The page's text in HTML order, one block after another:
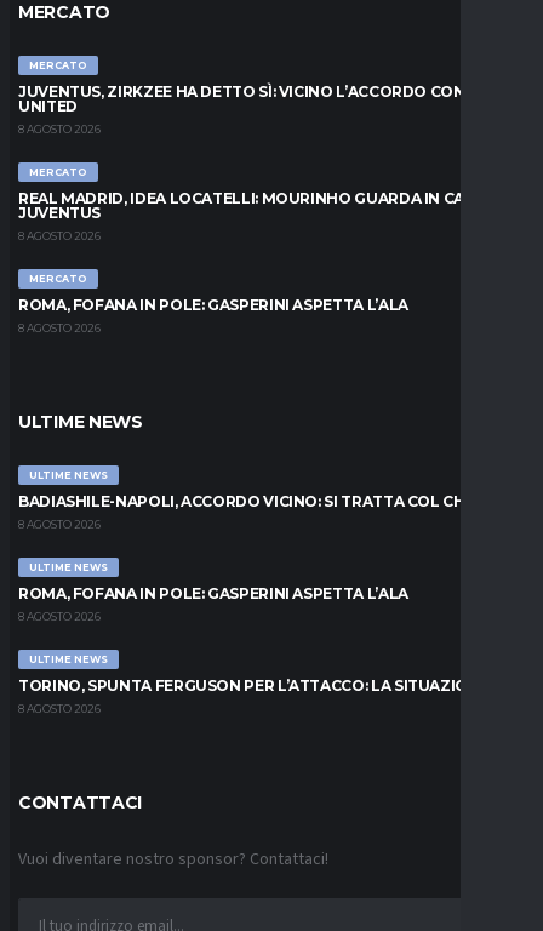
MERCATO
MERCATO
JUVENTUS, ZIRKZEE HA DETTO SÌ: VICINO L’ACCORDO CON LO
UNITED
8 AGOSTO 2026
MERCATO
REAL MADRID, IDEA LOCATELLI: MOURINHO GUARDA IN CASA
JUVENTUS
8 AGOSTO 2026
MERCATO
ROMA, FOFANA IN POLE: GASPERINI ASPETTA L’ALA
8 AGOSTO 2026
ULTIME NEWS
ULTIME NEWS
BADIASHILE-NAPOLI, ACCORDO VICINO: SI TRATTA COL CHELSEA
8 AGOSTO 2026
ULTIME NEWS
ROMA, FOFANA IN POLE: GASPERINI ASPETTA L’ALA
8 AGOSTO 2026
ULTIME NEWS
TORINO, SPUNTA FERGUSON PER L’ATTACCO: LA SITUAZIONE
8 AGOSTO 2026
CONTATTACI
Vuoi diventare nostro sponsor? Contattaci!